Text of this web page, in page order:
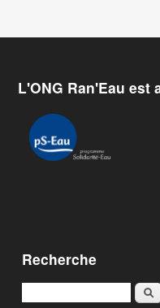
L'ONG Ran'Eau est
Recherche